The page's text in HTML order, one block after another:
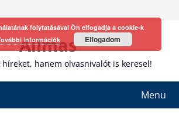
Allmas
hanem olvasnivalót is keresel!
Menu
folytatásával Ön elfogadja a cookie-k
információk Elfogadom